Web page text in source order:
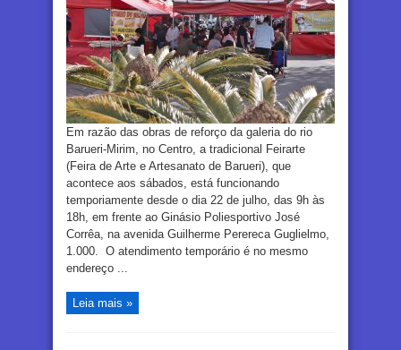
Em razão das obras de reforço da galeria do rio
Barueri-Mirim, no Centro, a tradicional Feirarte
(Feira de Arte e Artesanato de Barueri), que
acontece aos sábados, está funcionando
temporiamente desde o dia 22 de julho, das 9h às
18h, em frente ao Ginásio Poliesportivo José
Corrêa, na avenida Guilherme Perereca Guglielmo,
1.000. O atendimento temporário é no mesmo
endereço ...
Leia mais »